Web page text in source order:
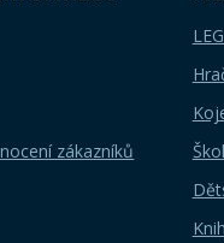
zákazníků